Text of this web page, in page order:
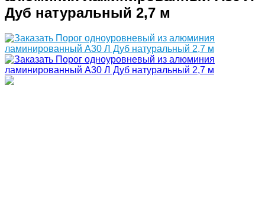
Дуб натуральный 2,7 м